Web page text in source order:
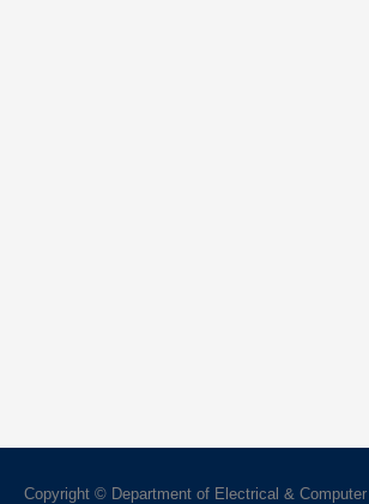
Copyright © Department of Electrical &